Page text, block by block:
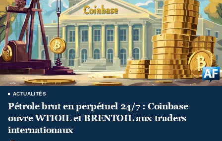
ACTUALITÉS
Pétrole brut en perpétuel 24/7 : Coinbase
ouvre WTIOIL et BRENTOIL aux traders
internationaux